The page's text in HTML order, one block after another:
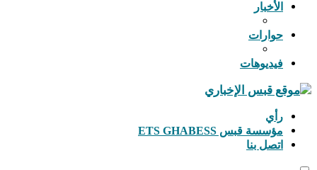
الأخبار
حوارات
فيديوهات
رأي
مؤسسة قبس ETS GHABESS
اتصل بنا